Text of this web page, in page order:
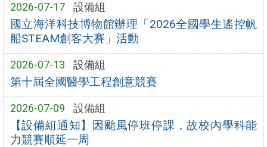
2026-07-17 設備組
國立海洋科技博物館辦理「2026全國學生遙控帆
船STEAM創客大賽」活動
2026-07-13 設備組
第十屆全國醫學工程創意競賽
2026-07-09 設備組
【設備組通知】因颱風停班停課，故校內學科能
力競賽順延一周